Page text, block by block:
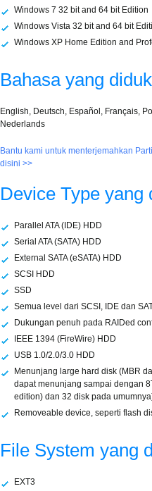
Windows 7 32 bit and 64 bit Edition
Windows Vista 32 bit and 64 bit
Windows XP Home Edition and
Bahasa yang
English, Deutsch, Español, Français,
Nederlands
Bantu kami untuk menterjemahkan
disini >>
Device Type yang
Parallel ATA (IDE) HDD
Serial ATA (SATA) HDD
External SATA (eSATA) HDD
SCSI HDD
SSD
Semua level dari SCSI, IDE dan
Dukungan penuh pada RAIDed
IEEE 1394 (FireWire) HDD
USB 1.0/2.0/3.0 HDD
Menunjang large hard disk (MBR
dapat menunjang sampai dengan
edition) dan 32 disk pada
Removeable device, seperti flash
File System yang
EXT3